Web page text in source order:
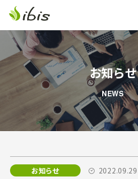
お知らせ
NEWS
お知らせ